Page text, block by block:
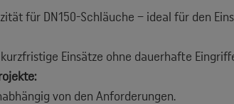
für DN150-Schläuche – ideal für den
Einsätze ohne dauerhafte
von den Anforderungen.